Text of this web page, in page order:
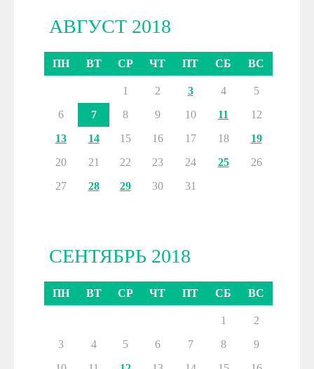
АВГУСТ 2018
ПН ВТ СР ЧТ ПТ СБ ВС
1 2 3 4
5
6
7 8 9 10 11
12
13
14 15 16 17 18
19
20
21 22 23 24 25
26
27
28 29 30 31
СЕНТЯБРЬ 2018
ПН ВТ СР ЧТ ПТ СБ ВС
1
2
3
4 5 6 7 8
9